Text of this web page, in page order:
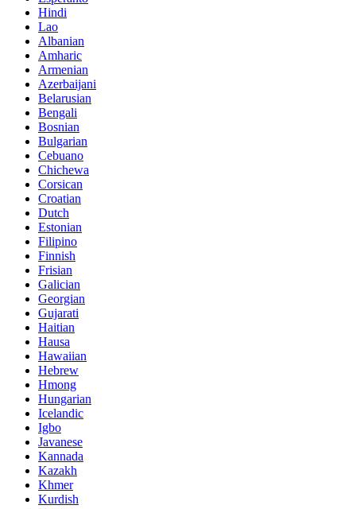
Hindi
Lao
Albanian
Amharic
Armenian
Azerbaijani
Belarusian
Bengali
Bosnian
Bulgarian
Cebuano
Chichewa
Corsican
Croatian
Dutch
Estonian
Filipino
Finnish
Frisian
Galician
Georgian
Gujarati
Haitian
Hausa
Hawaiian
Hebrew
Hmong
Hungarian
Icelandic
Igbo
Javanese
Kannada
Kazakh
Khmer
Kurdish